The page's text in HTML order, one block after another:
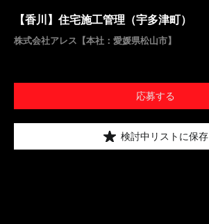
【香川】住宅施工管理（宇多津町）
株式会社アレス【本社：愛媛県松山市】
応募する
検討中リストに保存